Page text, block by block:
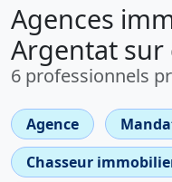
Agences
Argentat
6 professionnels
Agence
Chasseur